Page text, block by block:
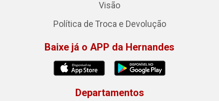
Visão
Política de Troca e Devolução
Baixe já o APP da Hernandes
Departamentos